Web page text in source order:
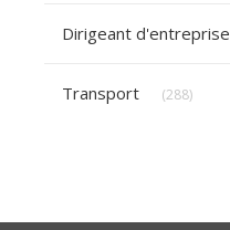
Dirigeant d'entreprise
Transport (288)